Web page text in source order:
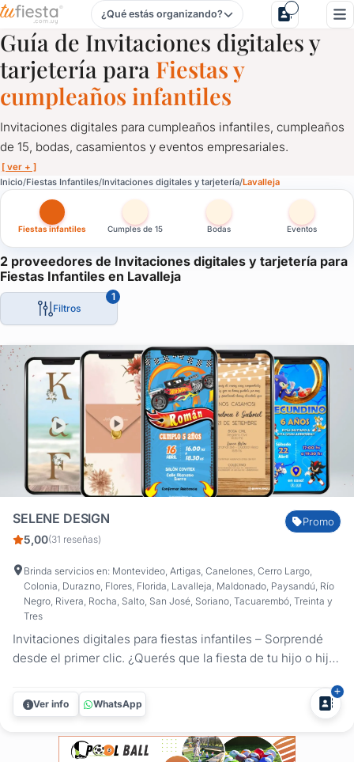
Invitaciones digitales y tarjetería para Fiestas Infantiles en
¿Qué estás organizando?
Guía de Invitaciones digitales y
tarjetería para Fiestas y
cumpleaños infantiles
Invitaciones digitales para cumpleaños infantiles, cumpleaños
de 15, bodas, casamientos y eventos empresariales.
[ ver + ]
Inicio Fiestas Infantiles Invitaciones digitales y tarjetería Lavalleja
Fiestas infantiles Cumples de 15 Bodas Eventos
2 proveedores de Invitaciones digitales y tarjetería para
Fiestas Infantiles en Lavalleja
Filtros
1
SELENE DESIGN
5,00(31 reseñas)
Promo
Brinda servicios en: Montevideo, Artigas, Canelones, Cerro Largo,
Colonia, Durazno, Flores, Florida, Lavalleja, Maldonado, Paysandú, Río
Negro, Rivera, Rocha, Salto, San José, Soriano, Tacuarembó, Treinta y
Tres
Invitaciones digitales para fiestas infantiles – Sorprendé
desde el primer clic. ¿Querés que la fiesta de tu hijo o hija
invitaciones digitales personalizadas de Selene Design, la
diversión empieza en la pantalla. Las invitaciones digitales
Ver info WhatsApp
Invitaciones digitales y tarjetería para Fiestas Infantiles en
Invitaciones digitales para cumpleaños infantiles, cumpleaños
Las tarjetas virtuales para fiestas son el primer contacto con
Aquí conocerás los mejores diseñadores de tarjetas digitales